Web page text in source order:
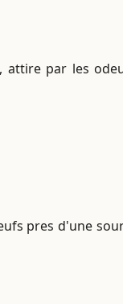
par les
pres d'une